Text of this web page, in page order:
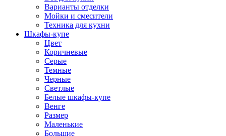
Варианты отделки
Мойки и смесители
Техника для кухни
Шкафы-купе
Цвет
Коричневые
Серые
Темные
Черные
Светлые
Белые шкафы-купе
Венге
Размер
Маленькие
Большие